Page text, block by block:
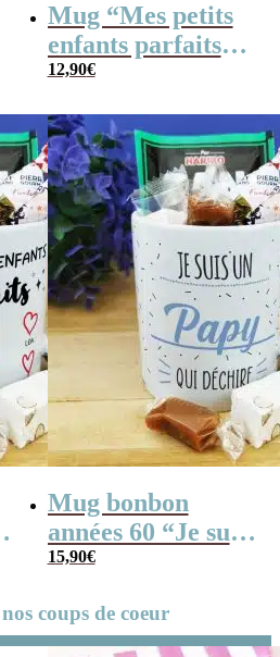
Mug “Mes petits
enfants parfaits” –
Cadeau mamie,
12,90€
Mug bonbon
années 60 “Je suis
un papy qui
15,90€
coups de coeur